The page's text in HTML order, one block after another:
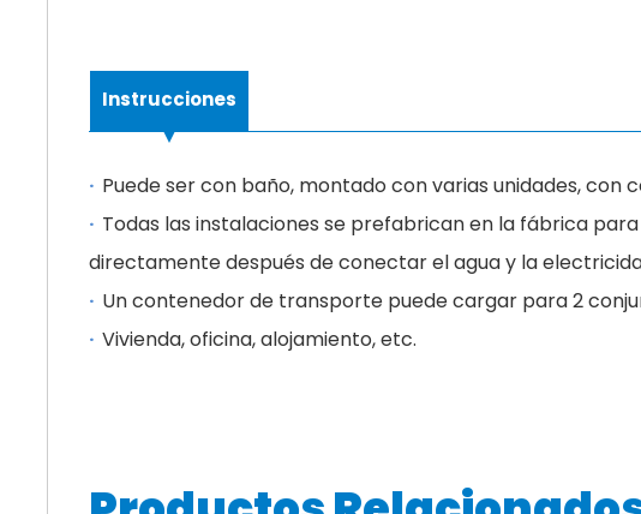
Instrucciones
· Puede ser con baño, montado con varias unidades, con
· Todas las instalaciones se prefabrican en la fábrica
directamente después de conectar el agua y la
· Un contenedor de transporte puede cargar para 2
·Vivienda, oficina, alojamiento, etc.